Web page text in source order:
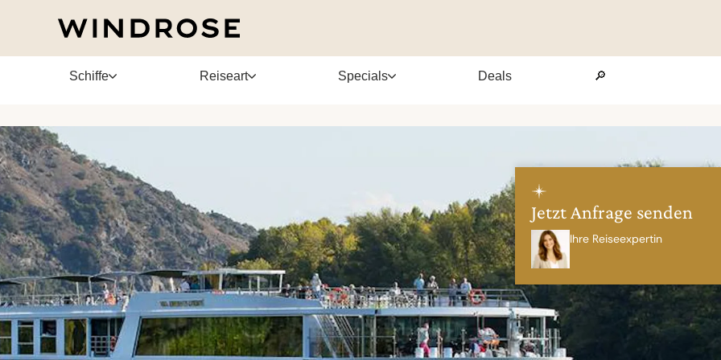
Jetzt Anfrage senden
Ihre Reiseexpertin
Schiffe Reiseart Specials Deals 🔎